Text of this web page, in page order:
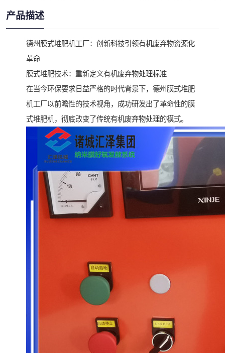
产品描述
德州膜式堆肥机工厂：创新科技引领有机废弃物资源化
革命
膜式堆肥技术：重新定义有机废弃物处理标准
在当今环保要求日益严格的时代背景下，德州膜式堆肥
机工厂以前瞻性的技术视角，成功研发出了革命性的膜
式堆肥机，彻底改变了传统有机废弃物处理的模式。